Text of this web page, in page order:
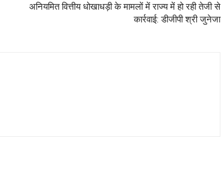
अनियमित वित्तीय धोखाधड़ी के मामलों में राज्य में हो रही तेजी से
कार्रवाई: डीजीपी श्री जुनेजा